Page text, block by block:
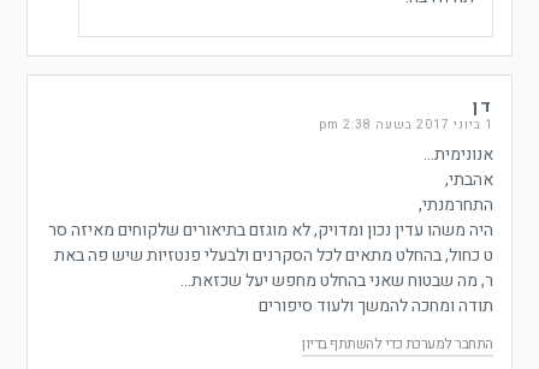
דן
1 ביוני 2017 בשעה 2:38 pm
אנונימית…
אהבתי,
התחרמנתי,
היה משהו עדין נכון ומדויק, לא מוגזם בתיאורים שלקוחים מאיזה סר
ט כחול, בהחלט מתאים לכל הסקרנים ולבעלי פנטזיות שיש פה באת
ר, מה שבטוח שאני בהחלט מחפש יעל שכזאת…
תודה ומחכה להמשך ולעוד סיפורים
התחבר למערכת כדי להשתתף בדיון